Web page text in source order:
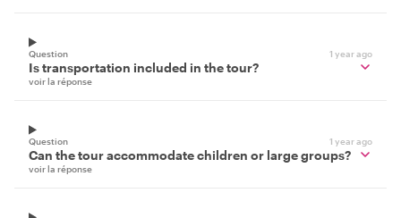
Question 1 year ago
Is transportation included in the tour?
voir la réponse
Question 1 year ago
Can the tour accommodate children or large groups?
voir la réponse